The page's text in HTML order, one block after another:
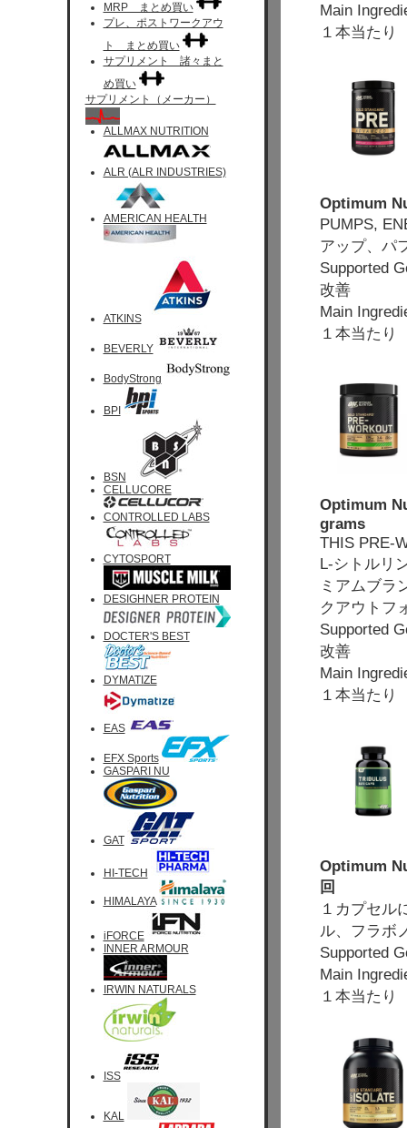
MRP まとめ買い
プレ、ポストワークアウ
ト まとめ買い
サプリメント 諸々まと
め買い
サプリメント（メーカー）
ALLMAX NUTRITION
ALR (ALR INDUSTRIES)
AMERICAN HEALTH
ATKINS
BEVERLY
BodyStrong
BPI
BSN
CELLUCORE
CONTROLLED LABS
CYTOSPORT
DESIGHNER PROTEIN
DOCTER'S BEST
DYMATIZE
EAS
EFX Sports
GASPARI NU
GAT
HI-TECH
HIMALAYA
iFORCE
INNER ARMOUR
IRWIN NATURALS
ISS
KAL
Main
１本当た
Optimum
PUMPS,
アップ、パ
Supported
改善
Main
１本当た
Optimum
grams
THIS PRE-
L-シトルリ
ミアムブラ
クアウトフ
Supported
改善
Main
１本当た
Optimum
回
１カプセル
ル、フラボ
Supported
Main
１本当た